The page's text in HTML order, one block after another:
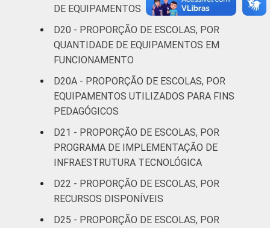
DE EQUIPAMENTOS
D20 - PROPORÇÃO DE ESCOLAS, POR
QUANTIDADE DE EQUIPAMENTOS EM
FUNCIONAMENTO
D20A - PROPORÇÃO DE ESCOLAS, POR
EQUIPAMENTOS UTILIZADOS PARA FINS
PEDAGÓGICOS
D21 - PROPORÇÃO DE ESCOLAS, POR
PROGRAMA DE IMPLEMENTAÇÃO DE
INFRAESTRUTURA TECNOLÓGICA
D22 - PROPORÇÃO DE ESCOLAS, POR
RECURSOS DISPONÍVEIS
D25 - PROPORÇÃO DE ESCOLAS, POR